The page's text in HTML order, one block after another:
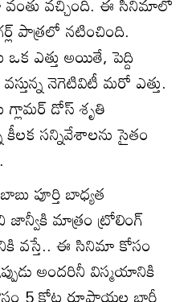
పాత్రలో నటించింది.
ఎత్తు అయితే, పెద్ది
నెగెటివిటీ మరో ఎత్తు.
డోస్‌ శృతి
సన్నివేశాలను సైతం
పూర్తి బాధ్యత
జాన్వీకి మాత్రం ట్రోలింగ్
వస్తే.. ఈ సినిమా కోసం
అందరినీ విస్మయానికి